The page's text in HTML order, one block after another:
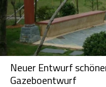
Neuer Entwurf
Gazeboentwurf